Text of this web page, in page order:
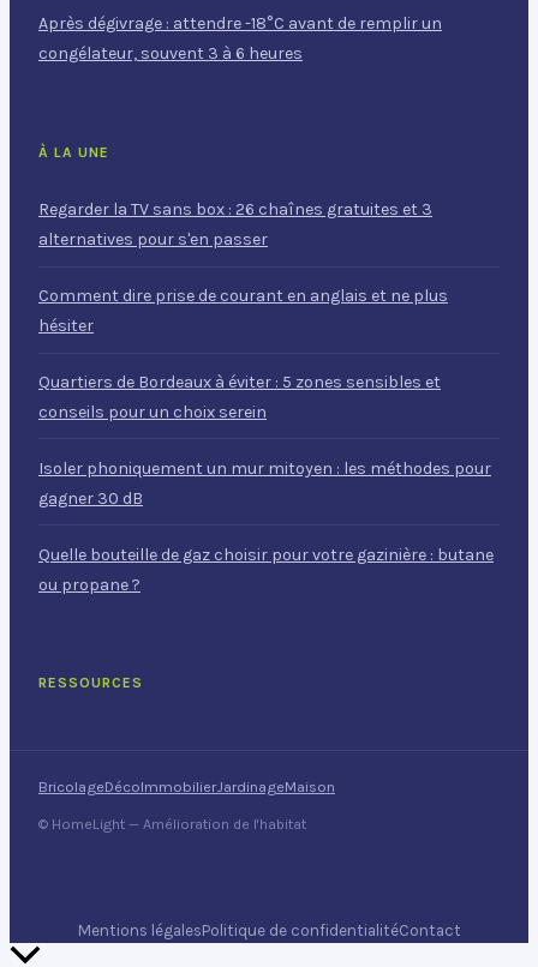
Après dégivrage : attendre -18°C avant de remplir un
congélateur, souvent 3 à 6 heures
À LA UNE
Regarder la TV sans box : 26 chaînes gratuites et 3
alternatives pour s'en passer
Comment dire prise de courant en anglais et ne plus
hésiter
Quartiers de Bordeaux à éviter : 5 zones sensibles et
conseils pour un choix serein
Isoler phoniquement un mur mitoyen : les méthodes pour
gagner 30 dB
Quelle bouteille de gaz choisir pour votre gazinière : butane
ou propane ?
RESSOURCES
BricolageDécoImmobilierJardinageMaison
© HomeLight — Amélioration de l'habitat
Mentions légalesPolitique de confidentialitéContact